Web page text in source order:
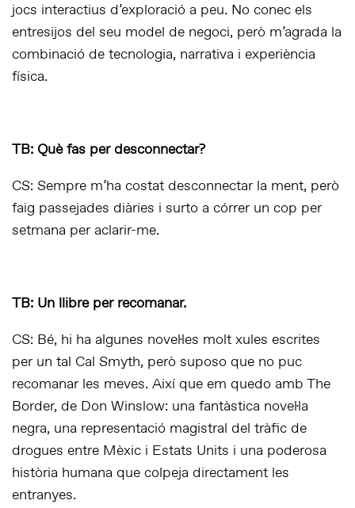
jocs interactius d’exploració a peu. No conec els
entresijos del seu model de negoci, però m’agrada la
combinació de tecnologia, narrativa i experiència
física.
TB: Què fas per desconnectar?
CS: Sempre m’ha costat desconnectar la ment, però
faig passejades diàries i surto a córrer un cop per
setmana per aclarir-me.
TB: Un llibre per recomanar.
CS: Bé, hi ha algunes novel·les molt xules escrites
per un tal Cal Smyth, però suposo que no puc
recomanar les meves. Així que em quedo amb The
Border, de Don Winslow: una fantàstica novel·la
negra, una representació magistral del tràfic de
drogues entre Mèxic i Estats Units i una poderosa
història humana que colpeja directament les
entranyes.